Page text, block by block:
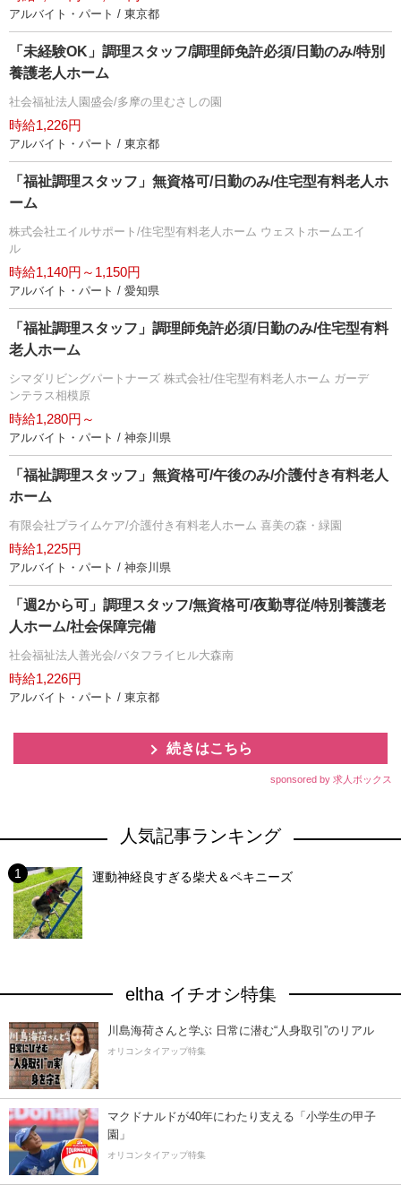
アルバイト・パート / 東京都
「未経験OK」調理スタッフ/調理師免許必須/日勤のみ/特別
養護老人ホーム
社会福祉法人園盛会/多摩の里むさしの園
時給1,226円
アルバイト・パート / 東京都
「福祉調理スタッフ」無資格可/日勤のみ/住宅型有料老人ホ
ーム
株式会社エイルサポート/住宅型有料老人ホーム ウェストホームエイ
ル
時給1,140円～1,150円
アルバイト・パート / 愛知県
「福祉調理スタッフ」調理師免許必須/日勤のみ/住宅型有料
老人ホーム
シマダリビングパートナーズ 株式会社/住宅型有料老人ホーム ガーデ
ンテラス相模原
時給1,280円～
アルバイト・パート / 神奈川県
「福祉調理スタッフ」無資格可/午後のみ/介護付き有料老人
ホーム
有限会社プライムケア/介護付き有料老人ホーム 喜美の森・緑園
時給1,225円
アルバイト・パート / 神奈川県
「週2から可」調理スタッフ/無資格可/夜勤専従/特別養護老
人ホーム/社会保障完備
社会福祉法人善光会/バタフライヒル大森南
時給1,226円
アルバイト・パート / 東京都
続きはこちら
sponsored by 求人ボックス
人気記事ランキング
運動神経良すぎる柴犬＆ペキニーズ
eltha イチオシ特集
川島海荷さんと学ぶ 日常に潜む“人身取引”のリアル
オリコンタイアップ特集
マクドナルドが40年にわたり支える「小学生の甲子
園」
オリコンタイアップ特集